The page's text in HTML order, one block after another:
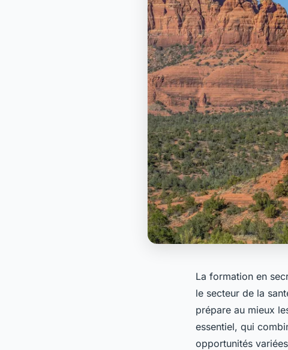
La formation en
le secteur de la
prépare au mieux
essentiel, qui
opportunités